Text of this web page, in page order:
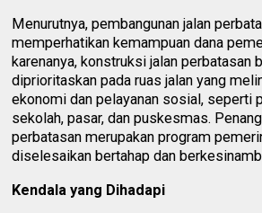
Menurutnya, pembangunan jalan
memperhatikan kemampuan dana
karenanya, konstruksi jalan perbatasan
diprioritaskan pada ruas jalan yang
ekonomi dan pelayanan sosial, seperti
sekolah, pasar, dan puskesmas.
perbatasan merupakan program
diselesaikan bertahap dan
Kendala yang Dihadapi